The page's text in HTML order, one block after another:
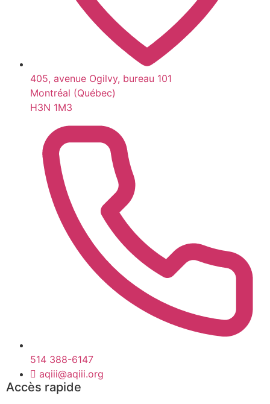
405, avenue Ogilvy, bureau 101
Montréal (Québec)
H3N 1M3
514 388-6147
aqiii@aqiii.org
Accès rapide